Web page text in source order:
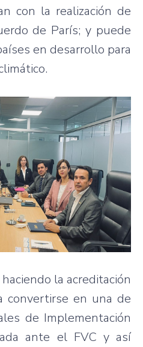
con la realización de
de París; y puede
en desarrollo para
la acreditación
convertirse en una de
de Implementación
ante el FVC y así